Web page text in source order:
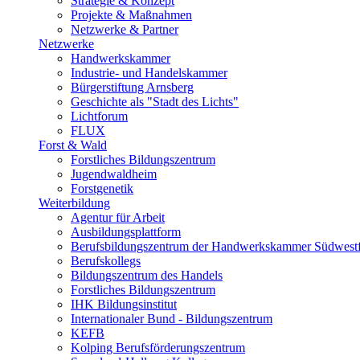
Projekte & Maßnahmen
Netzwerke & Partner
Netzwerke
Handwerkskammer
Industrie- und Handelskammer
Bürgerstiftung Arnsberg
Geschichte als "Stadt des Lichts"
Lichtforum
FLUX
Forst & Wald
Forstliches Bildungszentrum
Jugendwaldheim
Forstgenetik
Weiterbildung
Agentur für Arbeit
Ausbildungsplattform
Berufsbildungszentrum der Handwerkskammer
Berufskollegs
Bildungszentrum des Handels
Forstliches Bildungszentrum
IHK Bildungsinstitut
Internationaler Bund - Bildungszentrum
KEFB
Kolping Berufsförderungszentrum